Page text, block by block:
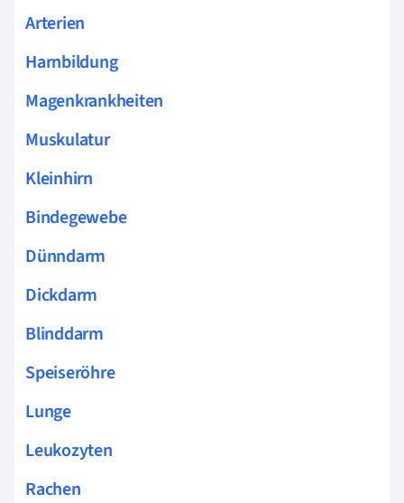
Arterien
Harnbildung
Magenkrankheiten
Muskulatur
Kleinhirn
Bindegewebe
Dünndarm
Dickdarm
Blinddarm
Speiseröhre
Lunge
Leukozyten
Rachen